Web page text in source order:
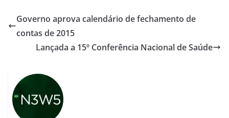
Governo aprova calendário de fechamento de
contas de 2015
Lançada a 15º Conferência Nacional de Saúde